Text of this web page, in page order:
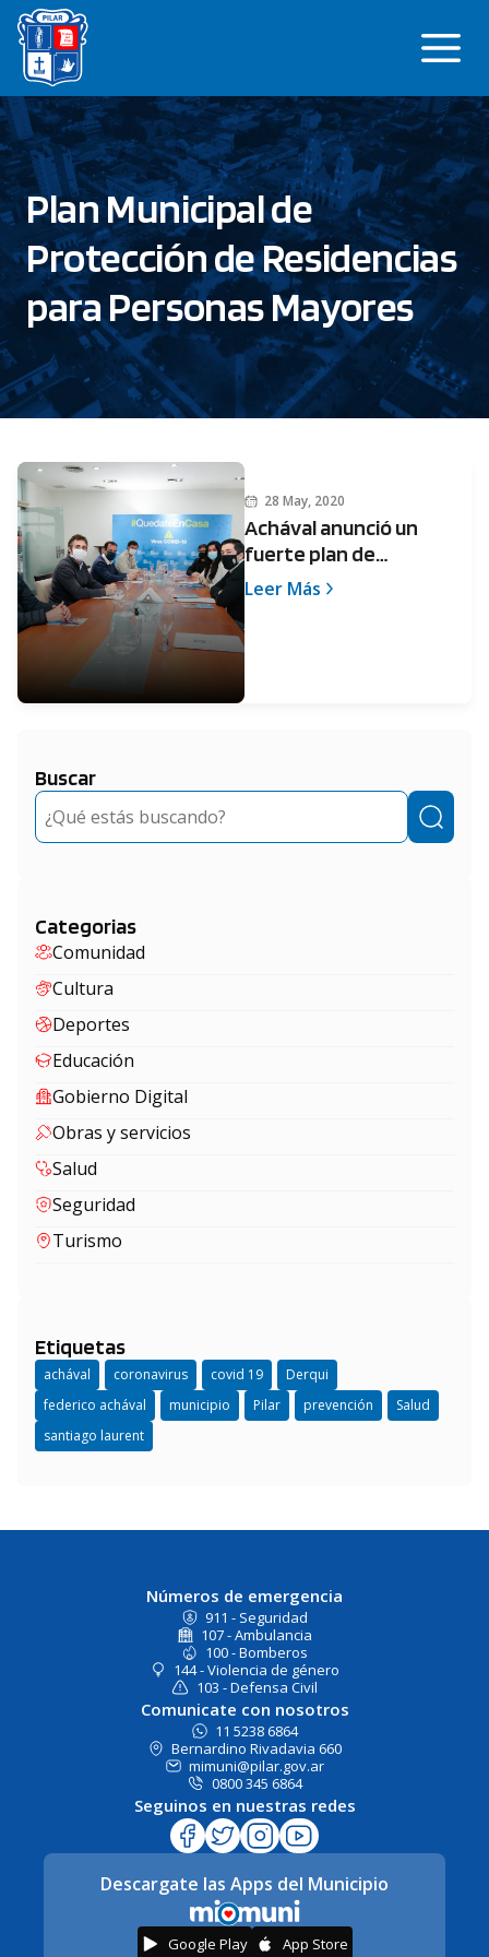
Saltar
contenido
Plan Municipal de
Protección de Residencias
para Personas Mayores
28 May, 2020
Achával anunció un
fuerte plan de
prevención para
Leer Más
Buscar
Buscar
Categorias
Comunidad
Cultura
Deportes
Educación
Gobierno Digital
Obras y servicios
Salud
Seguridad
Turismo
Etiquetas
achával coronavirus covid 19
Derqui
federico achával
municipio Pilar prevención
Salud
santiago laurent
Números de emergencia
911 - Seguridad
107 - Ambulancia
100 - Bomberos
144 - Violencia de género
103 - Defensa Civil
Comunicate con nosotros
11 5238 6864
Bernardino Rivadavia 660
mimuni@pilar.gov.ar
0800 345 6864
Seguinos en nuestras redes
Descargate las Apps del Municipio
Google Play App Store